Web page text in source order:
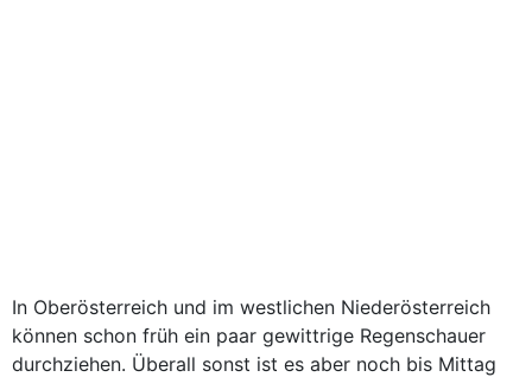
In Oberösterreich und im westlichen Niederösterreich
können schon früh ein paar gewittrige Regenschauer
durchziehen. Überall sonst ist es aber noch bis Mittag